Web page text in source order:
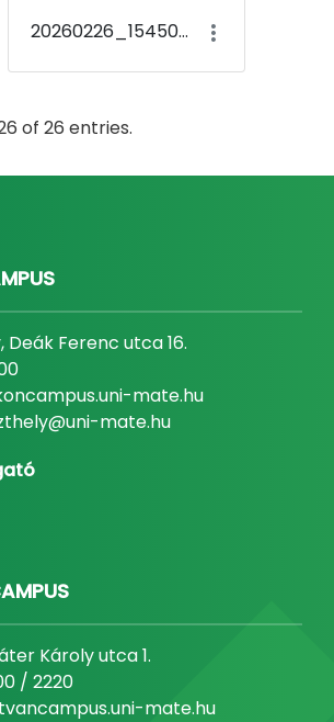
20260226_154500 Sarcococca confusa
of 26 entries.
Deák Ferenc utca 16.
mate.hu
mate.hu
Károly utca 1.
/ 2220
mate.hu